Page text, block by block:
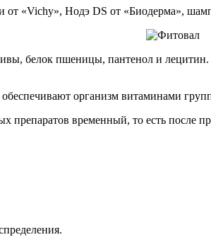
от «Vichy», Нодэ DS от «Биодерма»,
белок пшеницы, пантенол и лецитин.
организм витаминами
препаратов временный, то есть после